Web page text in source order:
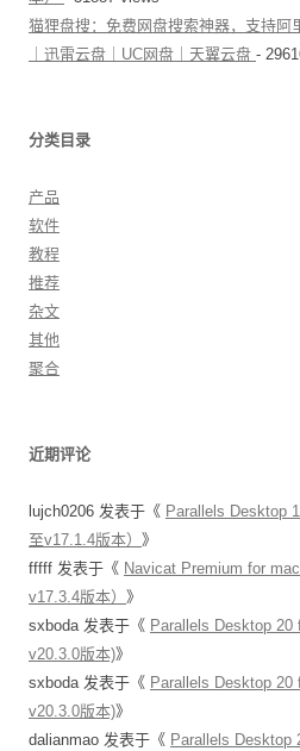
猫狸盘搜：免费网盘搜索神器，支持阿
｜迅雷云盘｜UC网盘｜天翼云盘 -
分类目录
产品
软件
教程
推荐
杂文
其他
聚合
近期评论
lujch0206 发表于《 Parallels Desktop
至v17.1.4版本） 》
fffff 发表于《 Navicat Premium for
v17.3.4版本） 》
sxboda发表于《 Parallels Desktop 20
v20.3.0版本)》
sxboda发表于《 Parallels Desktop 20
v20.3.0版本)》
dalianmao 发表于《 Parallels Desktop